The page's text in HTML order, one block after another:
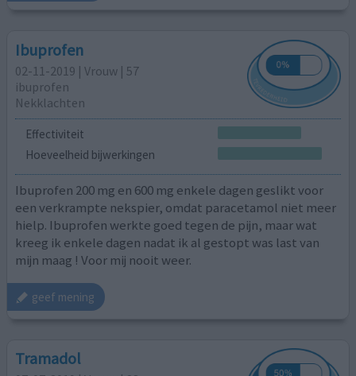
Ibuprofen
02-11-2019 | Vrouw | 57
ibuprofen
Nekklachten
Effectiviteit
Hoeveelheid bijwerkingen
Ibuprofen 200 mg en 600 mg enkele dagen geslikt voor
een verkrampte nekspier, omdat paracetamol niet meer
hielp. Ibuprofen werkte goed tegen de pijn, maar wat
kreeg ik enkele dagen nadat ik al gestopt was last van
mijn maag ! Voor mij nooit weer.
geef mening
Tramadol